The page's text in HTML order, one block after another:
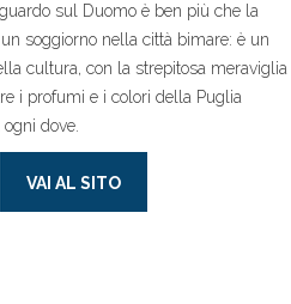
sul Duomo è ben più che la
soggiorno nella città bimare: è un
cultura, con la strepitosa meraviglia
i profumi e i colori della Puglia
dove.
VAI AL SITO